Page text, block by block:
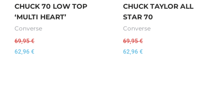
CHUCK 70 LOW TOP
‘MULTI HEART’
Converse
69,95€
62,96 €
CHUCK TAYLOR ALL
STAR 70
Converse
69,95€
62,96 €